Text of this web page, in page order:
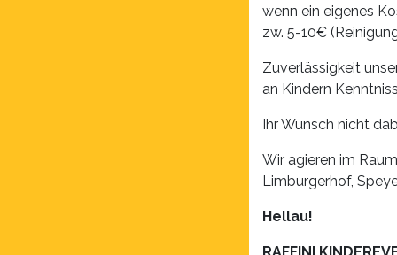
wenn ein eigenes
zw. 5-10€
Zuverlässigkeit
an Kindern
Ihr Wunsch nicht
Wir agieren im
Limburgerhof,
Hellau!